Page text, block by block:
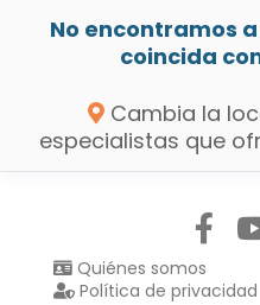
No encontramos
coincida
Cambia la
especialistas que
Quiénes somos
Política de privacidad